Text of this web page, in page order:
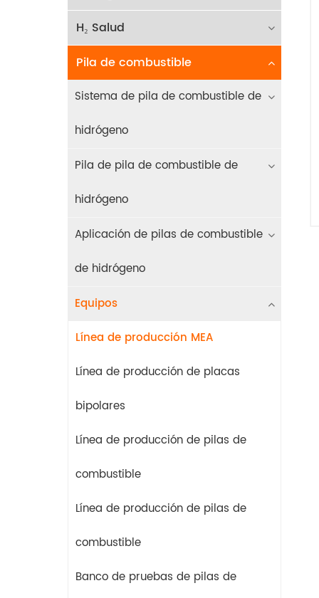
H₂ Salud
Pila de combustible
Sistema de pila de combustible de
hidrógeno
Pila de pila de combustible de
hidrógeno
Aplicación de pilas de combustible
de hidrógeno
Equipos
Línea de producción MEA
Línea de producción de placas
bipolares
Línea de producción de pilas de
combustible
Línea de producción de pilas de
combustible
Banco de pruebas de pilas de